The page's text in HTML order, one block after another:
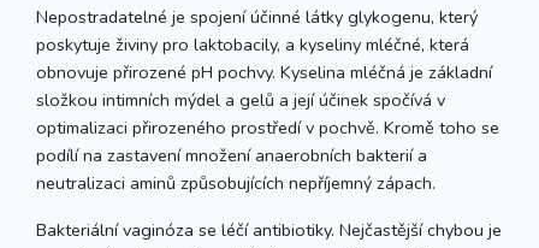
Nepostradatelné je spojení účinné látky glykogenu, který
poskytuje živiny pro laktobacily, a kyseliny mléčné, která
obnovuje přirozené pH pochvy. Kyselina mléčná je základní
složkou intimních mýdel a gelů a její účinek spočívá v
optimalizaci přirozeného prostředí v pochvě. Kromě toho se
podílí na zastavení množení anaerobních bakterií a
neutralizaci aminů způsobujících nepříjemný zápach.
Bakteriální vaginóza se léčí antibiotiky. Nejčastější chybou je